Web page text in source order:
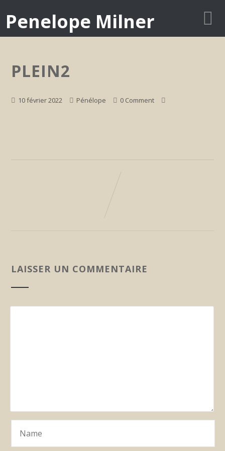
Penelope Milner
PLEIN2
10 février 2022 Pénélope 0 Comment
LAISSER UN COMMENTAIRE